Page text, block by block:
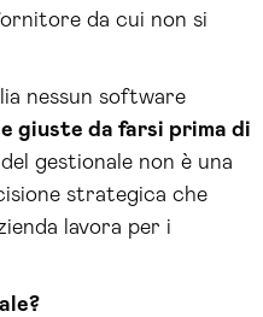
da cui non si
nessun software
giuste da farsi prima di
gestionale non è una
strategica che
lavora per i